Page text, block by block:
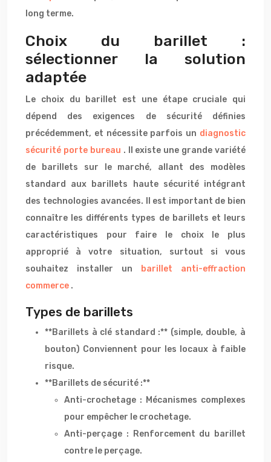
long terme.
Choix du barillet :
sélectionner la solution
adaptée
Le choix du barillet est une étape cruciale qui
dépend des exigences de sécurité définies
précédemment, et nécessite parfois un diagnostic
sécurité porte bureau . Il existe une grande variété
de barillets sur le marché, allant des modèles
standard aux barillets haute sécurité intégrant
des technologies avancées. Il est important de bien
connaître les différents types de barillets et leurs
caractéristiques pour faire le choix le plus
approprié à votre situation, surtout si vous
souhaitez installer un
barillet anti-effraction
commerce .
Types de barillets
**Barillets à clé standard :** (simple, double, à
bouton) Conviennent pour les locaux à faible
risque.
**Barillets de sécurité :**
Anti-crochetage : Mécanismes complexes
pour empêcher le crochetage.
Anti-perçage : Renforcement du barillet
contre le perçage.